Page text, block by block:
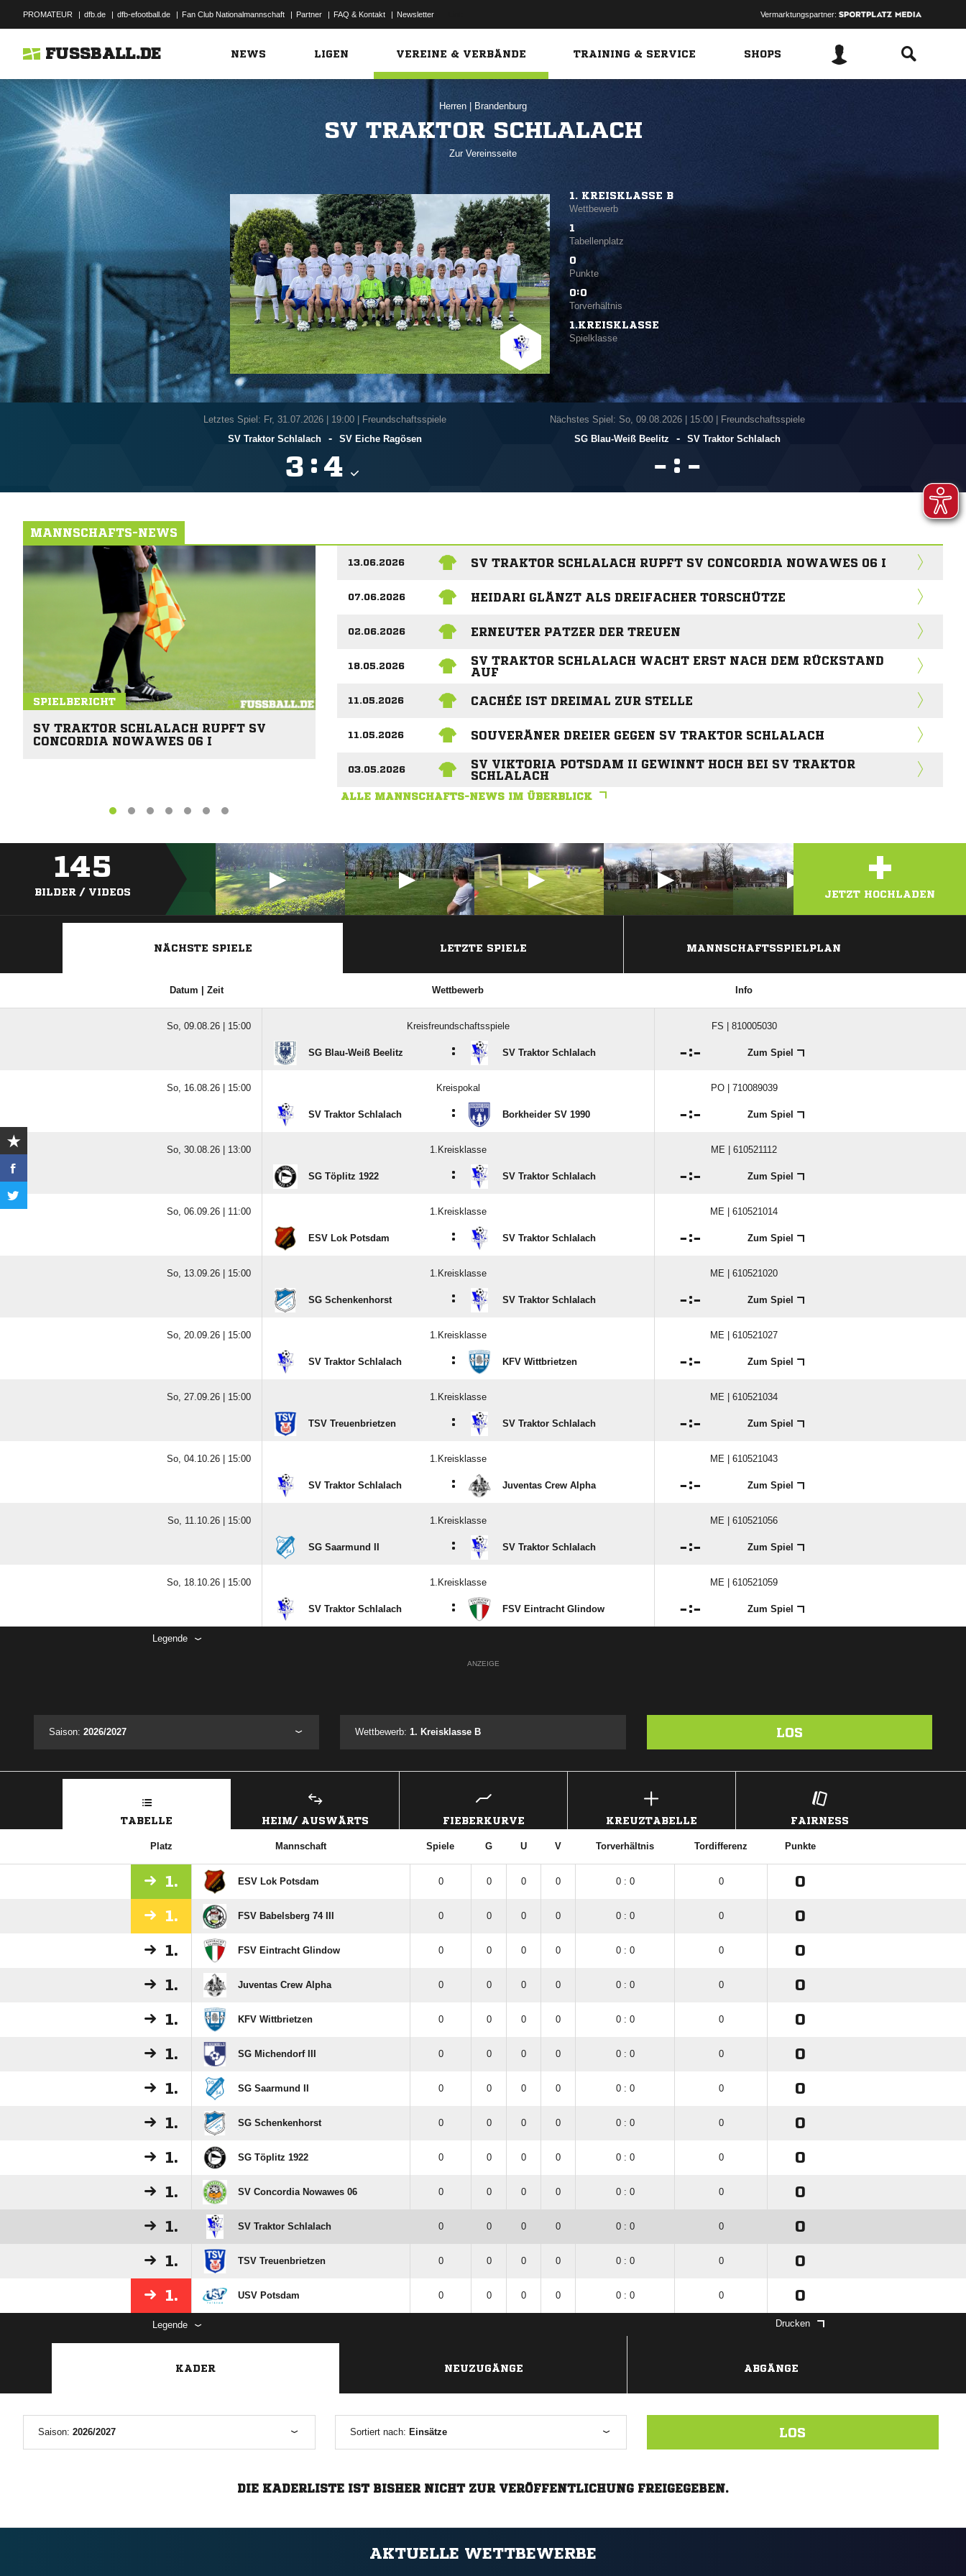
PROMATEUR | dfb.de | dfb-efootball.de | Fan Club Nationalmannschaft | Partner | FAQ & Kontakt | Newsletter Vermarktungspartner:
FUSSBALL.DE NEWS LIGEN VEREINE & VERBÄNDE TRAINING & SERVICE SHOPS
Herren Brandenburg
SV TRAKTOR SCHLALACH
Zur Vereinsseite
1. KREISKLASSE B
Wettbewerb
1
Tabellenplatz
0
Punkte
0:0
Torverhältnis
1.KREISKLASSE
Spielklasse
Letztes Spiel: Fr, 31.07.2026
19:00 | Freundschaftsspiele
SV Traktor Schlalach
- SV Eiche Ragösen
 : 
Nächstes Spiel: So, 09.08.2026| 15:00 | Freundschaftsspiele
SG Blau-Weiß Beelitz
- SV Traktor Schlalach
 : 
MANNSCHAFTS-NEWS
SPIELBERICHT
SV TRAKTOR SCHLALACH RUPFT SV
CONCORDIA NOWAWES 06 I
13.06.2026 SV TRAKTOR SCHLALACH RUPFT SV CONCORDIA NOWAWES 06 I
07.06.2026 HEIDARI GLÄNZT ALS DREIFACHER TORSCHÜTZE
02.06.2026 ERNEUTER PATZER DER TREUEN
18.05.2026
SV TRAKTOR SCHLALACH WACHT ERST NACH DEM RÜCKSTAND
AUF
11.05.2026 CACHÉE IST DREIMAL ZUR STELLE
11.05.2026 SOUVERÄNER DREIER GEGEN SV TRAKTOR SCHLALACH
03.05.2026
SV VIKTORIA POTSDAM II GEWINNT HOCH BEI SV TRAKTOR
SCHLALACH
ALLE MANNSCHAFTS-NEWS IM ÜBERBLICK
145
BILDER / VIDEOS +
JETZT HOCHLADEN
NÄCHSTE SPIELE LETZTE SPIELE MANNSCHAFTSSPIELPLAN
Datum | Zeit Wettbewerb Info
So, 09.08.26 | 15:00 Kreisfreundschaftsspiele FS | 810005030
SG Blau-Weiß Beelitz : SV Traktor Schlalach : Zum Spiel
So, 16.08.26 | 15:00 Kreispokal PO | 710089039
SV Traktor Schlalach : Borkheider SV 1990 : Zum Spiel
So, 30.08.26 | 13:00 1.Kreisklasse ME | 610521112
SG Töplitz 1922 : SV Traktor Schlalach : Zum Spiel
So, 06.09.26 | 11:00 1.Kreisklasse ME | 610521014
ESV Lok Potsdam : SV Traktor Schlalach : Zum Spiel
So, 13.09.26 | 15:00 1.Kreisklasse ME | 610521020
SG Schenkenhorst : SV Traktor Schlalach : Zum Spiel
So, 20.09.26 | 15:00 1.Kreisklasse ME | 610521027
SV Traktor Schlalach : KFV Wittbrietzen : Zum Spiel
So, 27.09.26 | 15:00 1.Kreisklasse ME | 610521034
TSV Treuenbrietzen : SV Traktor Schlalach : Zum Spiel
So, 04.10.26 | 15:00 1.Kreisklasse ME | 610521043
SV Traktor Schlalach : Juventas Crew Alpha : Zum Spiel
So, 11.10.26 | 15:00 1.Kreisklasse ME | 610521056
SG Saarmund II : SV Traktor Schlalach : Zum Spiel
So, 18.10.26 | 15:00 1.Kreisklasse ME | 610521059
SV Traktor Schlalach : FSV Eintracht Glindow : Zum Spiel
Legende
ANZEIGE
Saison: 2026/2027 Wettbewerb:1. Kreisklasse B LOS
TABELLE HEIM/ AUSWÄRTS FIEBERKURVE KREUZTABELLE FAIRNESS
Platz Mannschaft Spiele G U V Torverhältnis Tordifferenz Punkte
1. ESV Lok Potsdam 0 0 0 0 0 : 0 0 0
1. FSV Babelsberg 74 III 0 0 0 0 0 : 0 0 0
1. FSV Eintracht Glindow 0 0 0 0 0 : 0 0 0
1. Juventas Crew Alpha 0 0 0 0 0 : 0 0 0
1. KFV Wittbrietzen 0 0 0 0 0 : 0 0 0
1. SG Michendorf III 0 0 0 0 0 : 0 0 0
1. SG Saarmund II 0 0 0 0 0 : 0 0 0
1. SG Schenkenhorst 0 0 0 0 0 : 0 0 0
1. SG Töplitz 1922 0 0 0 0 0 : 0 0 0
1. SV Concordia Nowawes 06 0 0 0 0 0 : 0 0 0
1. SV Traktor Schlalach 0 0 0 0 0 : 0 0 0
1. TSV Treuenbrietzen 0 0 0 0 0 : 0 0 0
1. USV Potsdam 0 0 0 0 0 : 0 0 0
Legende Drucken
KADER NEUZUGÄNGE ABGÄNGE
Saison: 2026/2027 Sortiert nach: Einsätze LOS
DIE KADERLISTE IST BISHER NICHT ZUR VERÖFFENTLICHUNG FREIGEGEBEN.
AKTUELLE WETTBEWERBE